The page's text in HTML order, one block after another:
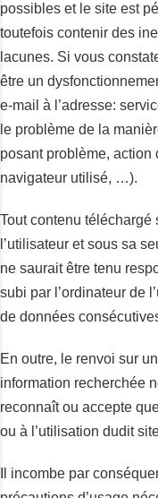
possibles et le site est
toutefois contenir des
lacunes. Si vous
être un
e-mail à l’adresse:
le problème de la
posant problème, action
navigateur utilisé, …).
Tout contenu
l’utilisateur et sous sa
ne saurait être tenu
subi par l’ordinateur de
de données
En outre, le renvoi sur
information recherchée
reconnaît ou accepte
ou à l’utilisation dudit
Il incombe par